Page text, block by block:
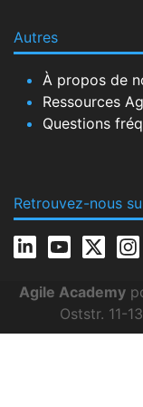
Autres
À propos de
Ressources
Questions
Retrouvez-nous
Agile Academy
Oststr. 11-